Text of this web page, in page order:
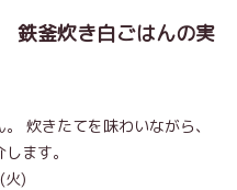
鉄釜炊き白ごはんの実
炊きたてを味わいながら、
ます。
火)